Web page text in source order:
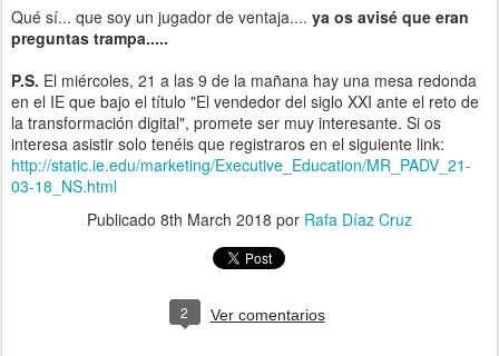
Qué sí... que soy un jugador de ventaja.... ya os avisé que eran
preguntas trampa.....
P.S. El miércoles, 21 a las 9 de la mañana hay una mesa redonda
en el IE que bajo el título "El vendedor del siglo XXI ante el reto de
la transformación digital", promete ser muy interesante. Si os
interesa asistir solo tenéis que registraros en el siguiente link:
http://static.ie.edu/marketing/Executive_Education/MR_PADV_21-
03-18_NS.html
Publicado 8th March 2018 por Rafa Díaz Cruz
2 Ver comentarios